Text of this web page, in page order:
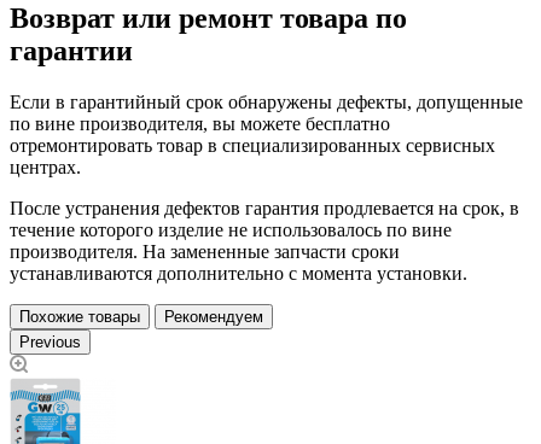
Возврат или ремонт товара по
гарантии
Если в гарантийный срок обнаружены дефекты, допущенные
по вине производителя, вы можете бесплатно
отремонтировать товар в специализированных сервисных
центрах.
После устранения дефектов гарантия продлевается на срок, в
течение которого изделие не использовалось по вине
производителя. На замененные запчасти сроки
устанавливаются дополнительно с момента установки.
Похожие товары
Рекомендуем
Previous